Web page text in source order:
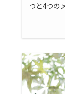
つと4つの